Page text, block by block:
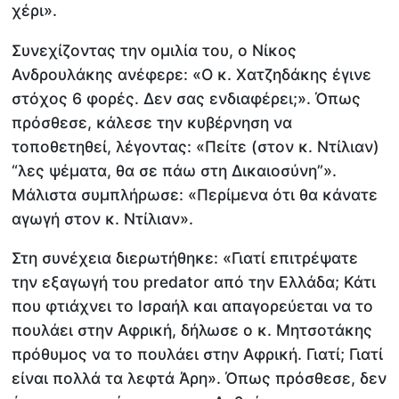
χέρι».
Συνεχίζοντας την ομιλία του, ο Νίκος
Ανδρουλάκης ανέφερε: «Ο κ. Χατζηδάκης έγινε
στόχος 6 φορές. Δεν σας ενδιαφέρει;». Όπως
πρόσθεσε, κάλεσε την κυβέρνηση να
τοποθετηθεί, λέγοντας: «Πείτε (στον κ. Ντίλιαν)
“λες ψέματα, θα σε πάω στη Δικαιοσύνη”».
Μάλιστα συμπλήρωσε: «Περίμενα ότι θα κάνατε
αγωγή στον κ. Ντίλιαν».
Στη συνέχεια διερωτήθηκε: «Γιατί επιτρέψατε
την εξαγωγή του predator από την Ελλάδα; Κάτι
που φτιάχνει το Ισραήλ και απαγορεύεται να το
πουλάει στην Αφρική, δήλωσε ο κ. Μητσοτάκης
πρόθυμος να το πουλάει στην Αφρική. Γιατί; Γιατί
είναι πολλά τα λεφτά Άρη». Όπως πρόσθεσε, δεν